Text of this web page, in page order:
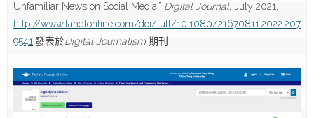
Unfamiliar News on Social Media.” Digital Journal
http://www.tandfonline.com/doi/full/10.1080/21670811.2022.207
9541 .發表於Digital Journalism 期刊